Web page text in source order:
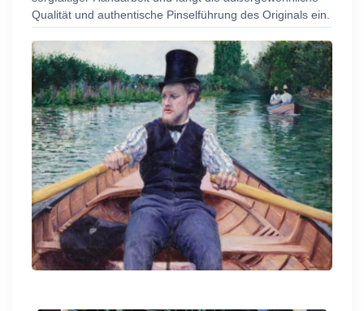
Qualität und authentische Pinselführung des Originals ein.